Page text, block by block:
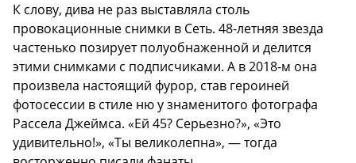
К слову, дива не раз выставляла столь
провокационные снимки в Сеть. 48-летняя звезда
частенько позирует полуобнаженной и делится
этими снимками с подписчиками. А в 2018-м она
произвела настоящий фурор, став героиней
фотосессии в стиле ню у знаменитого фотографа
Рассела Джеймса. «Ей 45? Серьезно?», «Это
удивительно!», «Ты великолепна», — тогда